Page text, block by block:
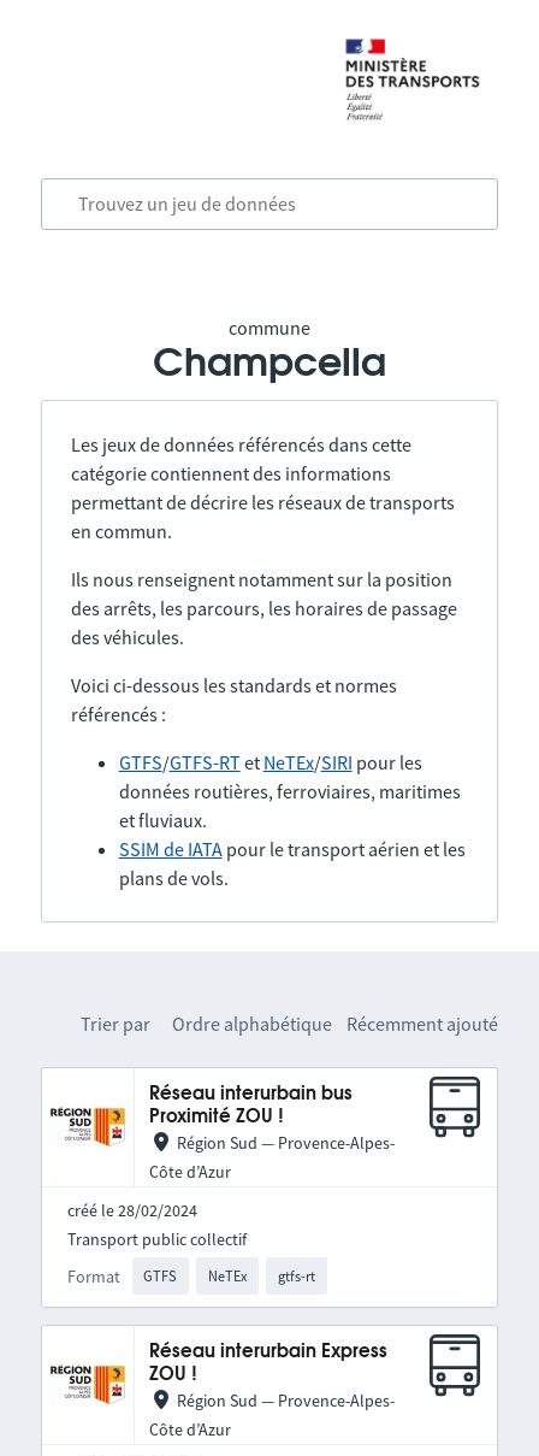
commune
Champcella
Les jeux de données référencés dans cette
catégorie contiennent des informations
permettant de décrire les réseaux de transports
en commun.
Ils nous renseignent notamment sur la position
des arrêts, les parcours, les horaires de passage
des véhicules.
Voici ci-dessous les standards et normes
référencés :
GTFS/GTFS-RTet NeTEx/SIRI pour les
données routières, ferroviaires, maritimes
et fluviaux.
SSIM de IATApour le transport aérien et les
plans de vols.
Trier par Ordre alphabétique Récemment ajouté
Réseau interurbain bus
Proximité ZOU !
Région Sud — Provence-Alpes-
Côte d’Azur
créé le 28/02/2024
Format GTFS NeTEx gtfs-rt
Transport public collectif
Réseau interurbain Express
ZOU !
Région Sud — Provence-Alpes-
Côte d’Azur